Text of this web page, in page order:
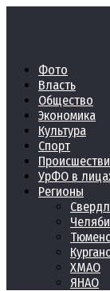
Фото
Власть
Общество
Экономика
Культура
Спорт
УрФО в
Регионы
ХМАО
ЯНАО